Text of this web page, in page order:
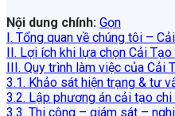
Nội dung chính: Gọn
I. Tổng quan về chúng tôi –
II. Lợi ích khi lựa chọn Cải Tạo
III. Quy trình làm việc của Cải
3.1. Khảo sát hiện trạng & tư
3.2. Lập phương án cải tạo